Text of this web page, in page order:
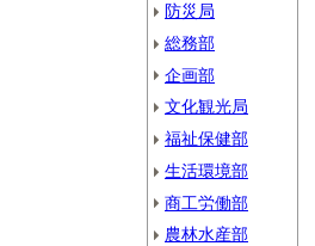
防災局
総務部
企画部
文化観光局
福祉保健部
生活環境部
商工労働部
農林水産部